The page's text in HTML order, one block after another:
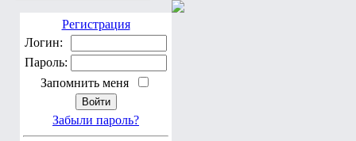
Регистрация
Логин:
Пароль:
Запомнить меня
Забыли пароль?